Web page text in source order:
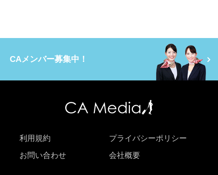
CAメンバー募集中！
利用規約 プライバシーポリシー
お問い合わせ 会社概要